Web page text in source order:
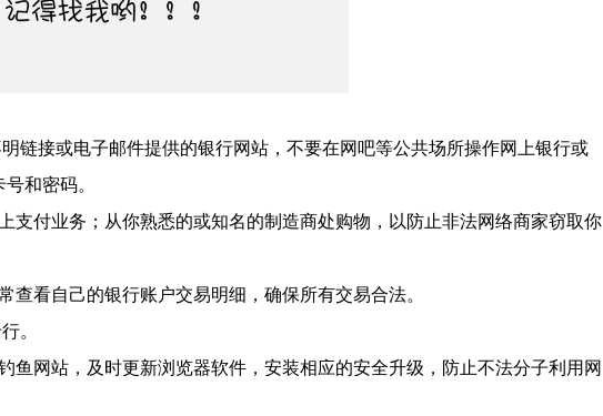
链接或电子邮件提供的银行网站，不要在网吧等公共场所操作网上银行或
和密码。
支付业务；从你熟悉的或知名的制造商处购物，以防止非法网络商家窃取你
查看自己的银行账户交易明细，确保所有交易合法。
。
鱼网站，及时更新浏览器软件，安装相应的安全升级，防止不法分子利用网